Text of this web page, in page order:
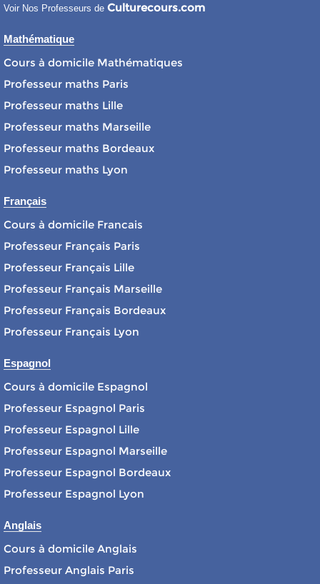
Voir Nos Professeurs de Culturecours.com
Mathématique
Cours à domicile Mathématiques
Professeur maths Paris
Professeur maths Lille
Professeur maths Marseille
Professeur maths Bordeaux
Professeur maths Lyon
Français
Cours à domicile Francais
Professeur Français Paris
Professeur Français Lille
Professeur Français Marseille
Professeur Français Bordeaux
Professeur Français Lyon
Espagnol
Cours à domicile Espagnol
Professeur Espagnol Paris
Professeur Espagnol Lille
Professeur Espagnol Marseille
Professeur Espagnol Bordeaux
Professeur Espagnol Lyon
Anglais
Cours à domicile Anglais
Professeur Anglais Paris